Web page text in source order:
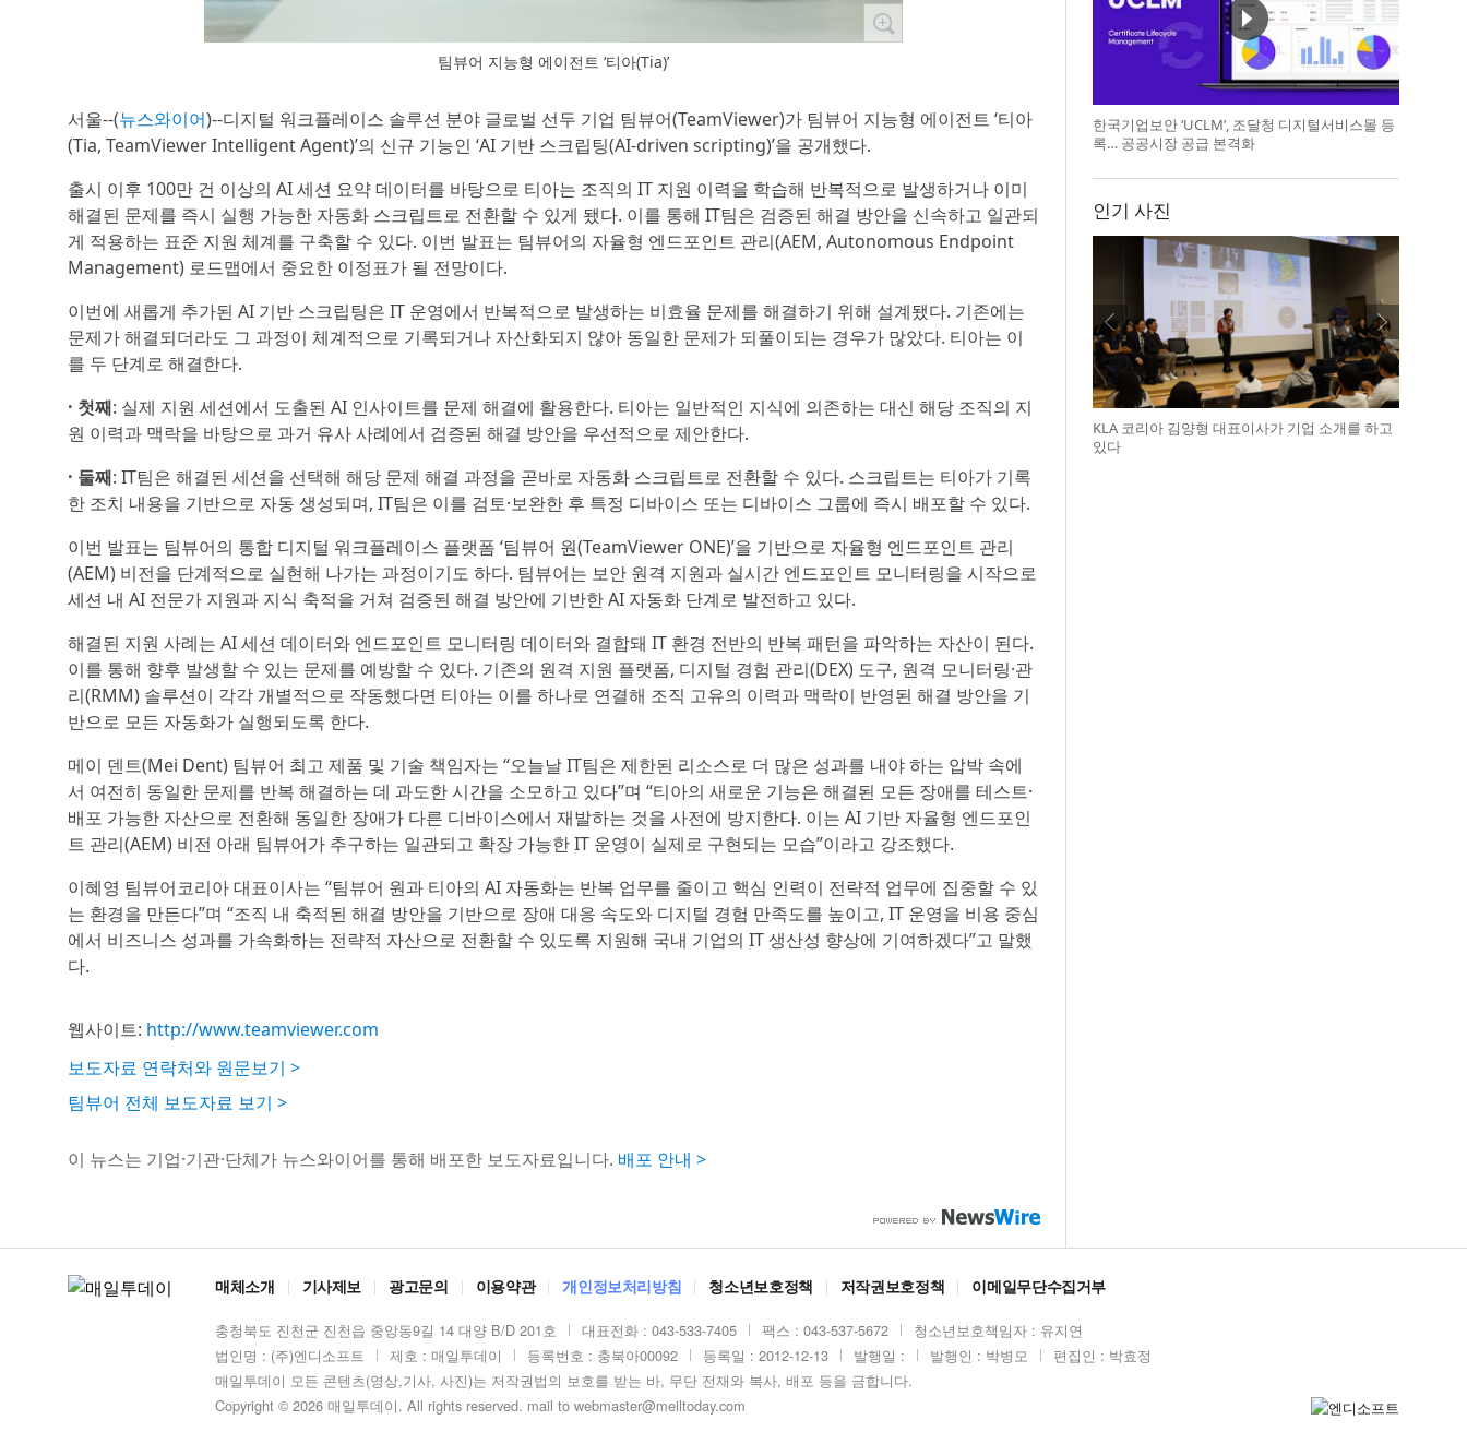
팀뷰어 지능형 에이전트 ‘티아(Tia)’
서울--(뉴스와이어)--디지털 워크플레이스 솔루션 분야 글로벌 선두 기업 팀뷰어(TeamViewer)가 팀뷰어 지능형 에이전트 ‘티아
(Tia, TeamViewer Intelligent Agent)’의 신규 기능인 ‘AI 기반 스크립팅(AI-driven scripting)’을 공개했다.
출시 이후 100만 건 이상의 AI 세션 요약 데이터를 바탕으로 티아는 조직의 IT 지원 이력을 학습해 반복적으로 발생하거나 이미
해결된 문제를 즉시 실행 가능한 자동화 스크립트로 전환할 수 있게 됐다. 이를 통해 IT팀은 검증된 해결 방안을 신속하고 일관되
게 적용하는 표준 지원 체계를 구축할 수 있다. 이번 발표는 팀뷰어의 자율형 엔드포인트 관리(AEM, Autonomous Endpoint
Management) 로드맵에서 중요한 이정표가 될 전망이다.
이번에 새롭게 추가된 AI 기반 스크립팅은 IT 운영에서 반복적으로 발생하는 비효율 문제를 해결하기 위해 설계됐다. 기존에는
문제가 해결되더라도 그 과정이 체계적으로 기록되거나 자산화되지 않아 동일한 문제가 되풀이되는 경우가 많았다. 티아는 이
를 두 단계로 해결한다.
· 첫째: 실제 지원 세션에서 도출된 AI 인사이트를 문제 해결에 활용한다. 티아는 일반적인 지식에 의존하는 대신 해당 조직의 지
원 이력과 맥락을 바탕으로 과거 유사 사례에서 검증된 해결 방안을 우선적으로 제안한다.
· 둘째: IT팀은 해결된 세션을 선택해 해당 문제 해결 과정을 곧바로 자동화 스크립트로 전환할 수 있다. 스크립트는 티아가 기록
한 조치 내용을 기반으로 자동 생성되며, IT팀은 이를 검토·보완한 후 특정 디바이스 또는 디바이스 그룹에 즉시 배포할 수 있다.
이번 발표는 팀뷰어의 통합 디지털 워크플레이스 플랫폼 ‘팀뷰어 원(TeamViewer ONE)’을 기반으로 자율형 엔드포인트 관리
(AEM) 비전을 단계적으로 실현해 나가는 과정이기도 하다. 팀뷰어는 보안 원격 지원과 실시간 엔드포인트 모니터링을 시작으로
세션 내 AI 전문가 지원과 지식 축적을 거쳐 검증된 해결 방안에 기반한 AI 자동화 단계로 발전하고 있다.
해결된 지원 사례는 AI 세션 데이터와 엔드포인트 모니터링 데이터와 결합돼 IT 환경 전반의 반복 패턴을 파악하는 자산이 된다.
이를 통해 향후 발생할 수 있는 문제를 예방할 수 있다. 기존의 원격 지원 플랫폼, 디지털 경험 관리(DEX) 도구, 원격 모니터링·관
리(RMM) 솔루션이 각각 개별적으로 작동했다면 티아는 이를 하나로 연결해 조직 고유의 이력과 맥락이 반영된 해결 방안을 기
반으로 모든 자동화가 실행되도록 한다.
메이 덴트(Mei Dent) 팀뷰어 최고 제품 및 기술 책임자는 “오늘날 IT팀은 제한된 리소스로 더 많은 성과를 내야 하는 압박 속에
서 여전히 동일한 문제를 반복 해결하는 데 과도한 시간을 소모하고 있다”며 “티아의 새로운 기능은 해결된 모든 장애를 테스트·
배포 가능한 자산으로 전환해 동일한 장애가 다른 디바이스에서 재발하는 것을 사전에 방지한다. 이는 AI 기반 자율형 엔드포인
트 관리(AEM) 비전 아래 팀뷰어가 추구하는 일관되고 확장 가능한 IT 운영이 실제로 구현되는 모습”이라고 강조했다.
이혜영 팀뷰어코리아 대표이사는 “팀뷰어 원과 티아의 AI 자동화는 반복 업무를 줄이고 핵심 인력이 전략적 업무에 집중할 수 있
는 환경을 만든다”며 “조직 내 축적된 해결 방안을 기반으로 장애 대응 속도와 디지털 경험 만족도를 높이고, IT 운영을 비용 중심
에서 비즈니스 성과를 가속화하는 전략적 자산으로 전환할 수 있도록 지원해 국내 기업의 IT 생산성 향상에 기여하겠다”고 말했
다.
웹사이트: http://www.teamviewer.com
보도자료 연락처와 원문보기 >
팀뷰어 전체 보도자료 보기 >
이 뉴스는 기업·기관·단체가 뉴스와이어를 통해 배포한 보도자료입니다. 배포 안내 >
한국기업보안 ‘UCLM’, 조달청 디지털서비스몰 등
록… 공공시장 공급 본격화
인기 사진
KLA 코리아 김양형 대표이사가 기업 소개를 하고
있다